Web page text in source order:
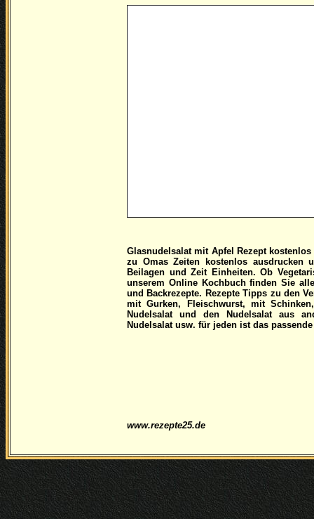
Glasnudelsalat mit Apfel Rezept
zu Omas Zeiten kostenlos ausdrucken
Beilagen und Zeit Einheiten. Ob
unserem Online Kochbuch finden Sie
und Backrezepte. Rezepte Tipps zu den
mit Gurken, Fleischwurst, mit
Nudelsalat und den Nudelsalat aus
Nudelsalat usw. für jeden ist das
www.rezepte25.de